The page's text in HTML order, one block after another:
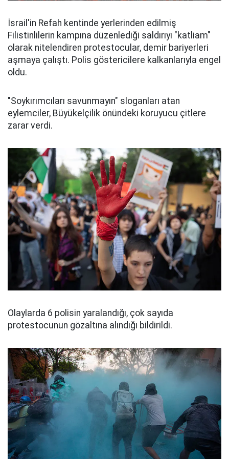
İsrail'in Refah kentinde yerlerinden edilmiş
Filistinlilerin kampına düzenlediği saldırıyı "katliam"
olarak nitelendiren protestocular, demir bariyerleri
aşmaya çalıştı. Polis göstericilere kalkanlarıyla engel
oldu.
"Soykırımcıları savunmayın" sloganları atan
eylemciler, Büyükelçilik önündeki koruyucu çitlere
zarar verdi.
Olaylarda 6 polisin yaralandığı, çok sayıda
protestocunun gözaltına alındığı bildirildi.